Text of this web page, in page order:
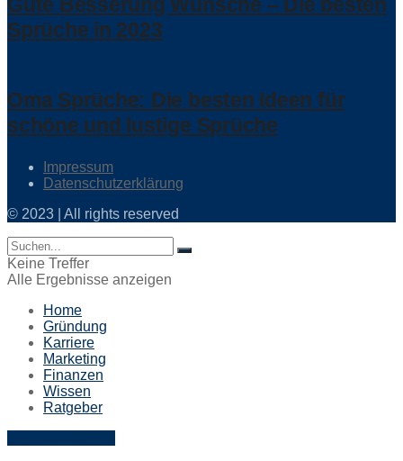
Sprüche in 2023
Oma Sprüche: Die besten Ideen für
schöne und lustige Sprüche
Impressum
Datenschutzerklärung
© 2023 | All rights reserved
Keine Treffer
Alle Ergebnisse anzeigen
Home
Gründung
Karriere
Marketing
Finanzen
Wissen
Ratgeber